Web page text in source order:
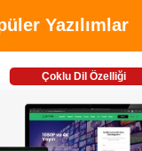
Yazılımlar
Çoklu Dil Özelliği